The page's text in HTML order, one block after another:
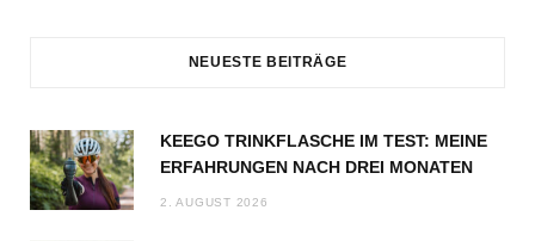
NEUESTE BEITRÄGE
KEEGO TRINKFLASCHE IM TEST: MEINE
ERFAHRUNGEN NACH DREI MONATEN
2. AUGUST 2026